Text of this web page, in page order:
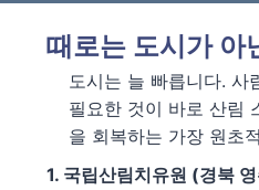
때로는 도시가 아
도시는 늘 빠릅니다. 사
필요한 것이 바로 산림
을 회복하는 가장 원초
1. 국립산림치유원 (경북